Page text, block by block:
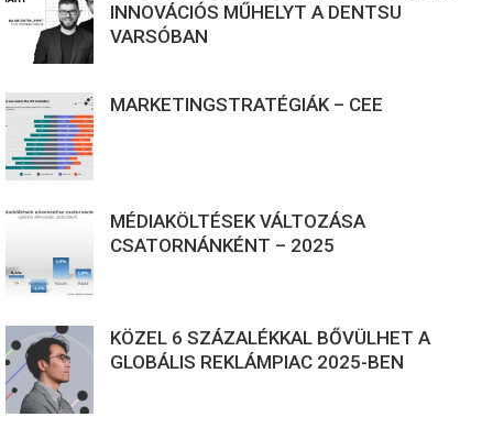
INNOVÁCIÓS MŰHELYT A DENTSU
VARSÓBAN
MARKETINGSTRATÉGIÁK – CEE
MÉDIAKÖLTÉSEK VÁLTOZÁSA
CSATORNÁNKÉNT – 2025
KÖZEL 6 SZÁZALÉKKAL BŐVÜLHET A
GLOBÁLIS REKLÁMPIAC 2025-BEN